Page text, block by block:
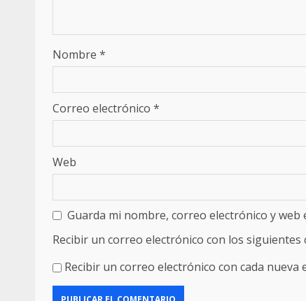
Nombre *
Correo electrónico *
Web
Guarda mi nombre, correo electrónico y
Recibir un correo electrónico con los
Recibir un correo electrónico con cada nueva